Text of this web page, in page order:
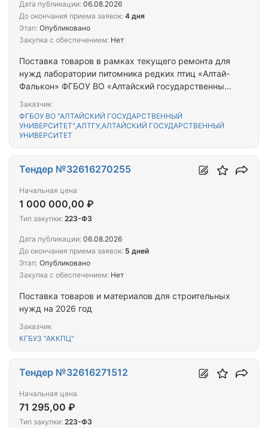
Поставка товаров в рамках текущего ремонта для
нужд лаборатории питомника редких птиц «Алтай-
Фалькон» ФГБОУ ВО «Алтайский государственный
Заказчик
ФГБОУ ВО "АЛТАЙСКИЙ ГОСУДАРСТВЕННЫЙ
УНИВЕРСИТЕТ",АЛТГУ,АЛТАЙСКИЙ ГОСУДАРСТВЕННЫЙ
УНИВЕРСИТЕТ
Дата публикации: 06.08.2026
До окончания приема заявок: 4 дня
Этап: Опубликовано
Закупка с обеспечением: Нет
Поставка товаров и материалов для строительных
нужд на 2026 год
Заказчик
КГБУЗ "АККПЦ"
Тендер №32616270255
Начальная цена
1 000 000,00 ₽
Тип закупки: 223-ФЗ
Дата публикации: 06.08.2026
До окончания приема заявок: 5 дней
Этап: Опубликовано
Закупка с обеспечением: Нет
Тендер №32616271512
Начальная цена
71 295,00 ₽
Тип закупки: 223-ФЗ